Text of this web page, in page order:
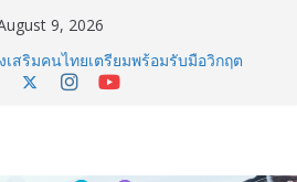
9, 2026
สริมคนไทยเตรียมพร้อมรับมือวิกฤต
the Care by Allianz Ayudhya
กอบการไทยสู่ตลาดโลก คาดเงินสะพัด